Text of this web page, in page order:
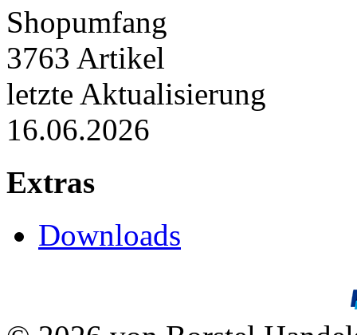
Shopumfang
3763 Artikel
letzte Aktualisierung
16.06.2026
Extras
Downloads